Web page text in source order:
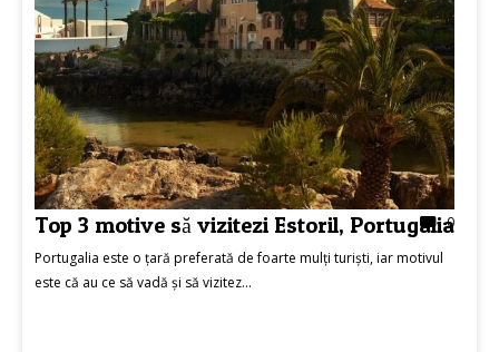
0
Top 3 motive să vizitezi Estoril, Portugalia
Portugalia este o țară preferată de foarte mulți turiști, iar motivul
este că au ce să vadă și să vizitez...